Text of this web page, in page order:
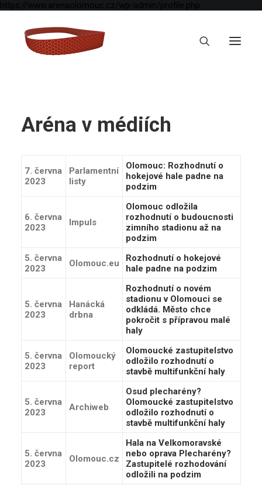
https://www.arenaolomouc.cz/wp-admin/profile.php
Aréna v médiích
7. června
2023
Parlamentní
listy
Olomouc: Rozhodnutí o
hokejové hale padne na
podzim
6. června
2023
Impuls
Olomouc odložila
rozhodnutí o budoucnosti
zimního stadionu až na
podzim
5. června
2023
Olomouc.eu
Rozhodnutí o hokejové
hale padne na podzim
5. června
2023
Hanácká
drbna
Rozhodnutí o novém
stadionu v Olomouci se
odkládá. Město chce
pokročit s přípravou malé
haly
5. června
2023
Olomoucký
report
Olomoucké zastupitelstvo
odložilo rozhodnutí o
stavbě multifunkční haly
5. června
2023
Archiweb
Osud plecharény?
Olomoucké zastupitelstvo
odložilo rozhodnutí o
stavbě multifunkční haly
5. června
2023
Olomouc.cz
Hala na Velkomoravské
nebo oprava Plecharény?
Zastupitelé rozhodování
odložili na podzim